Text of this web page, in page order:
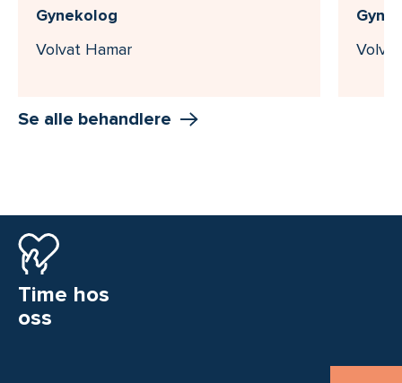
Gynekolog
Volvat Hamar
Se alle behandlere
Time hos
oss